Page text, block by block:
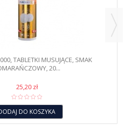
TABLETKI MUSUJĄCE, SMAK
20...
25,20 zł
DO KOSZYKA